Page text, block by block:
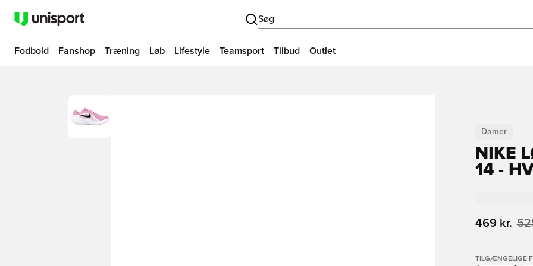
Søg
Fodbold Fanshop Træning Løb Lifestyle Teamsport Tilbud Outlet
Damer
NIKE
14 -
469 kr.
TILGÆNGELIGE